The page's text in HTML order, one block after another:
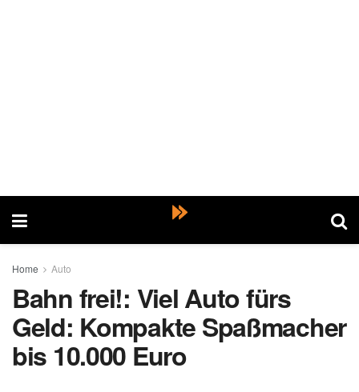
Home Auto
Bahn frei!: Viel Auto fürs
Geld: Kompakte Spaßmacher
bis 10.000 Euro